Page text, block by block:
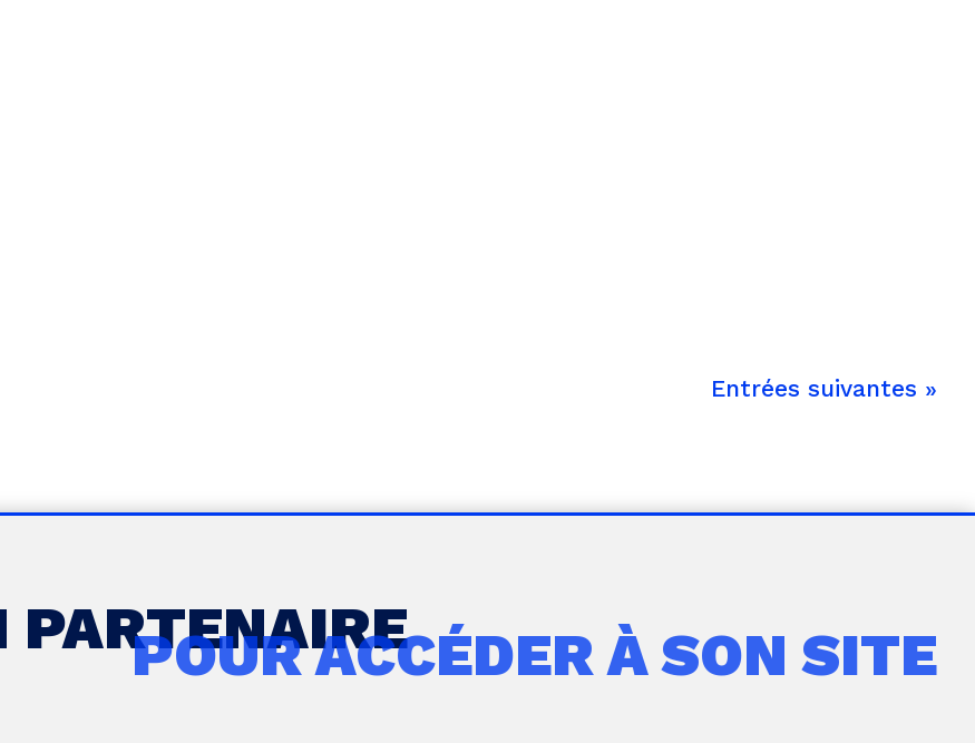
Entrées suivantes »
PARTENAIRE
POUR ACCÉDER À SON SITE